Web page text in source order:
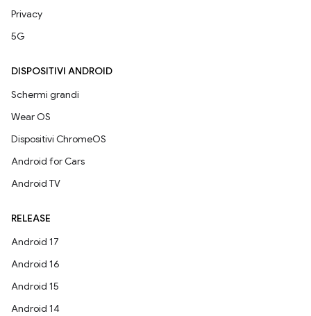
Privacy
5G
DISPOSITIVI ANDROID
Schermi grandi
Wear OS
Dispositivi ChromeOS
Android for Cars
Android TV
RELEASE
Android 17
Android 16
Android 15
Android 14